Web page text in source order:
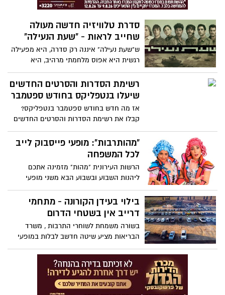
כדי לקבל ים של רייטינג... אז זהו שהסרט
סדרת טלוויזיה חדשה מעולה
שחייב לראות - "שעת הנעילה"
ש"שעת נעילה" איננה רק סדרה, היא מפעילה
רגשית היא אפוס מלחמתי מרהיב, היא
סימפוניה של רגשות וכל מונולוג אופטימי של
מפקד תכול עיניים הוא נאום אוסקר הוליוודי.
רשימת הסדרות והסרטים החדשים
שיעלו בנטפליקס בחודש ספטמבר
אז מה חדש בחודש ספטמבר בנטפליקס?
קבלו את רשימת הסדרות והסרטים החדשים
לחודש הקרוב
"מהותרבות": מופעי פייסבוק לייב
לכל המשפחה
הרשות העירונית "מהות" מזמינה אתכם
ליהנות השבוע ובשבוע הבא משני מופעי
תרבות לייב לכל המשפחה. בתכנית הערב:
מופע הילדים של טלי ומורן
בילוי בעידן הקורונה - מתחמי
דרייב אין בשטחי הדרום
בשורה משמחת לשוחרי התרבות , משרד
הבריאות מציע שיטה חדשב לבלות במופעי
התרבות תחת כיפת השמיים "במתכונת דרייב
אין ", בפורמט החדש הקהל ישוב במכוניות
כאשר המגבלה היא עד 200 רכבים, קניית
כרטיסים תתבצע מראש באמצעים אלקטרונים